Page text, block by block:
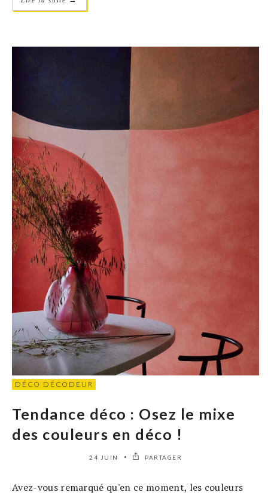
DÉCO DÉCODEUR
Tendance déco : Osez le mixe
des couleurs en déco !
24 JUIN PARTAGER
Avez-vous remarqué qu'en ce moment, les couleurs